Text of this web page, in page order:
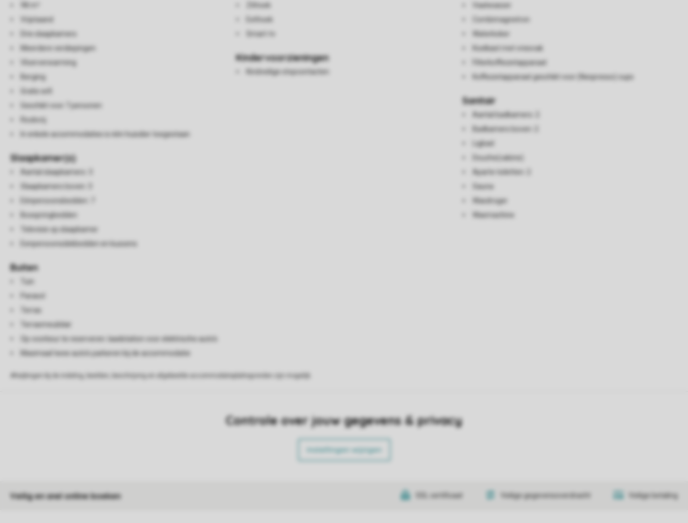
Vrijstaand
Drie slaapkamers
Meerdere verdiepingen
Vloerverwarming
Berging
Gratis wifi
Geschikt voor 7 personen
Rookvrij
In enkele accommodaties is één huisdier toegestaan
Slaapkamer(s)
Aantal slaapkamers: 3
Slaapkamers boven: 3
Eénpersoonsbedden: 7
Boxspringbedden
Televisie op slaapkamer
Eenpersoonsdekbedden en kussens
Buiten
Tuin
Parasol
Terras
Terrasmeubilair
Op voorkeur te reserveren: laadstation voor elektrische auto's
Maximaal twee auto's parkeren bij de accommodatie
Zithoek
Eethoek
Smart-tv
Kindervoorzieningen
Kindveilige stopcontacten
Vaatwasser
Combimagnetron
Waterkoker
Koelkast met vriesvak
Filterkoffiezetapparaat
Koffiezetapparaat geschikt voor (Nespresso) cups
Sanitair
Aantal badkamers: 2
Badkamers boven: 2
Ligbad
Douche(cabine)
Aparte toiletten: 2
Sauna
Wasdroger
Wasmachine
Controle over jouw gegevens & privacy
Instellingen wijzigen
Veilig en snel online boeken SSL certificaat Veilige gegevensoverdracht Veilige betaling